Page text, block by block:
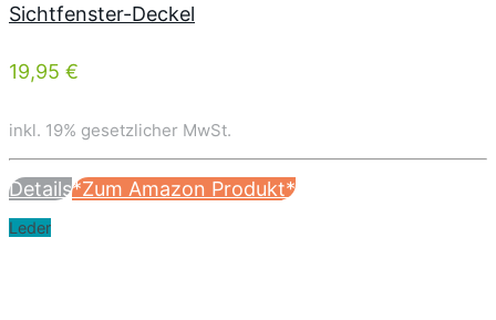
Sichtfenster-Deckel
19,95 €
inkl. 19% gesetzlicher MwSt.
Details*Zum Amazon Produkt*
Leder